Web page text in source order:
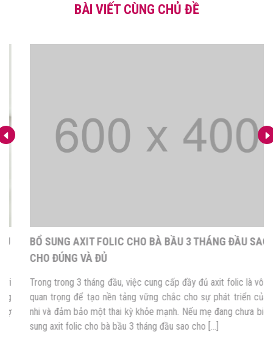
BÀI VIẾT CÙNG CHỦ ĐỀ
BỔ SUNG AXIT FOLIC CHO BÀ BẦU 3 THÁNG ĐẦU SAO
CHO ĐÚNG VÀ ĐỦ
Trong trong 3 tháng đầu, việc cung cấp đầy đủ axit folic là vô cùng
quan trọng để tạo nền tảng vững chắc cho sự phát triển của thai
nhi và đảm bảo một thai kỳ khỏe mạnh. Nếu mẹ đang chưa biết Bổ
sung axit folic cho bà bầu 3 tháng đầu sao cho […]